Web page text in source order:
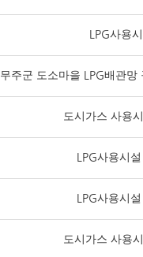
LPG사용
무주군 도소마을 LPG배관망
도시가스 사용
LPG사용시
LPG사용시
도시가스 사용